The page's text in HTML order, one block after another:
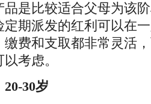
品是比较适合父母为该
定期派发的红利可以在
缴费和支取都非常灵活
考虑。
30岁